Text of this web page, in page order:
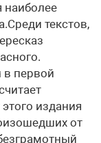
наиболее
текстов,
в первой
издания
от